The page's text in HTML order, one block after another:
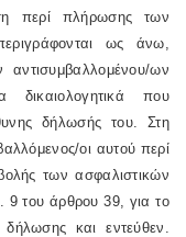
περί πλήρωσης των
ως άνω,
ων
που
δήλωσής του. Στη
οι αυτού περί
των ασφαλιστικών
9 του άρθρου 39, για το
και εντεύθεν.